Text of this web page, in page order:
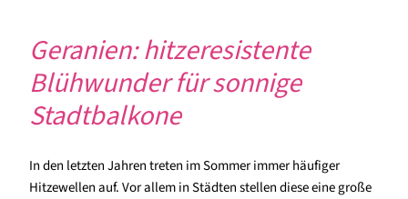
Geranien: hitzeresistente
Blühwunder für sonnige
Stadtbalkone
In den letzten Jahren treten im Sommer immer häufiger
Hitzewellen auf. Vor allem in Städten stellen diese eine große